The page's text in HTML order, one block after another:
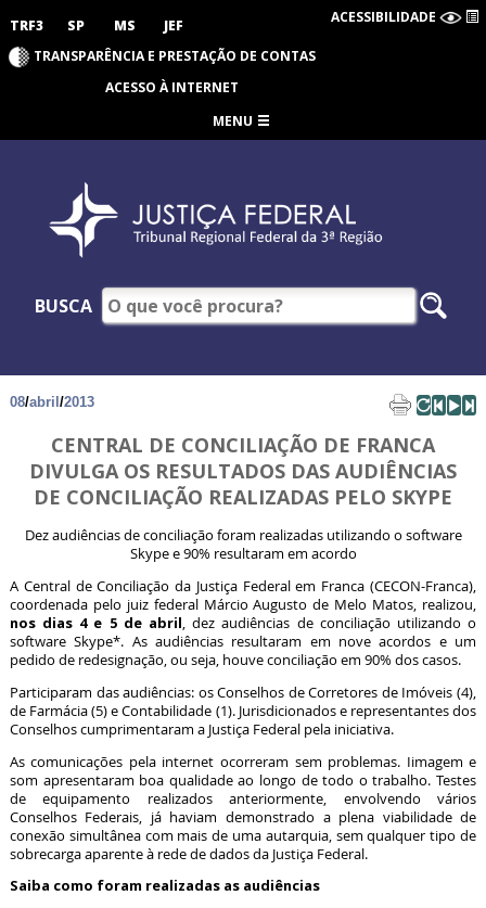
TRF3 SP MS JEF ACESSIBILIDADE
TRANSPARÊNCIA E PRESTAÇÃO DE CONTAS
ACESSO À INTERNET
MENU
BUSCA
08/abril /2013
CENTRAL DE CONCILIAÇÃO DE FRANCA
DIVULGA OS RESULTADOS DAS AUDIÊNCIAS
DE CONCILIAÇÃO REALIZADAS PELO SKYPE
Dez audiências de conciliação foram realizadas utilizando o software
Skype e 90% resultaram em acordo
A Central de Conciliação da Justiça Federal em Franca (CECON-Franca),
coordenada pelo juiz federal Márcio Augusto de Melo Matos, realizou,
nos dias 4 e 5 de abril, dez audiências de conciliação utilizando o
software Skype*. As audiências resultaram em nove acordos e um
pedido de redesignação, ou seja, houve conciliação em 90% dos casos.
Participaram das audiências: os Conselhos de Corretores de Imóveis (4),
de Farmácia (5) e Contabilidade (1). Jurisdicionados e representantes dos
Conselhos cumprimentaram a Justiça Federal pela iniciativa.
As comunicações pela internet ocorreram sem problemas. Iimagem e
som apresentaram boa qualidade ao longo de todo o trabalho. Testes
de equipamento realizados anteriormente, envolvendo vários
Conselhos Federais, já haviam demonstrado a plena viabilidade de
conexão simultânea com mais de uma autarquia, sem qualquer tipo de
sobrecarga aparente à rede de dados da Justiça Federal.
Saiba como foram realizadas as audiências